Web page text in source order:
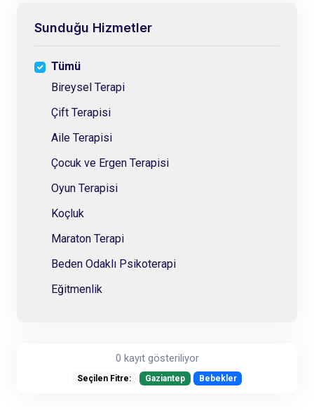
Sunduğu Hizmetler
Tümü
Bireysel Terapi
Çift Terapisi
Aile Terapisi
Çocuk ve Ergen Terapisi
Oyun Terapisi
Koçluk
Maraton Terapi
Beden Odaklı Psikoterapi
Eğitmenlik
0 kayıt gösteriliyor
Seçilen Fitre: Gaziantep Bebekler